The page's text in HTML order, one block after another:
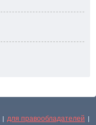
| для правообладателей |